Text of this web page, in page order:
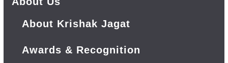
About Krishak Jagat
Awards & Recognition